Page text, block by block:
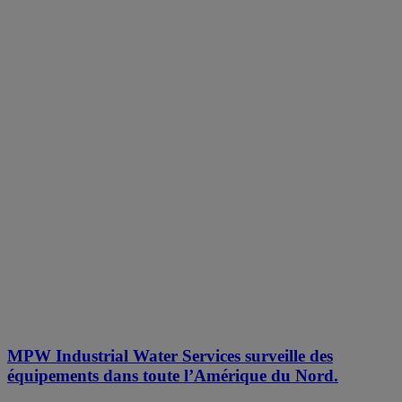
MPW Industrial Water Services surveille des
équipements dans toute l’Amérique du Nord.